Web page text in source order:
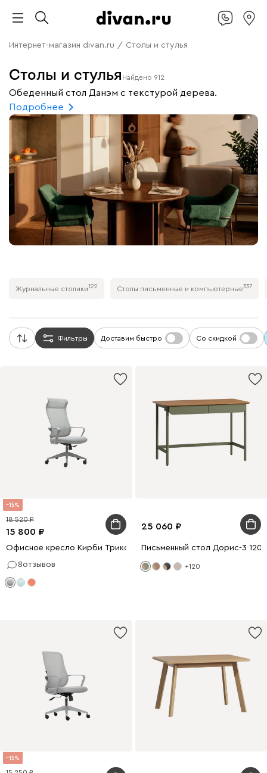
Интернет-магазин divan.ru / Столы и стулья
Столы и стулья Найдено 912
Обеденный стол Данэм с текстурой дерева.
Подробнее
Журнальные столики 122 Столы письменные и компьютерные337
Фильтры Доставим быстро Со скидкой
15
15 800
18 520
Офисное кресло Кирби Трикотаж Серый
8отзывов
25 060
Письменный стол Дорис-3
+120
15